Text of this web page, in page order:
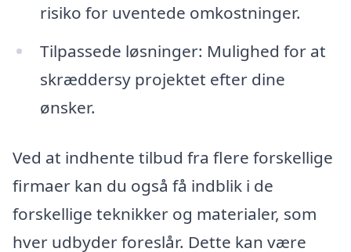
risiko for uventede omkostninger.
Tilpassede løsninger: Mulighed for at
skræddersy projektet efter dine
ønsker.
Ved at indhente tilbud fra flere forskellige
firmaer kan du også få indblik i de
forskellige teknikker og materialer, som
hver udbyder foreslår. Dette kan være